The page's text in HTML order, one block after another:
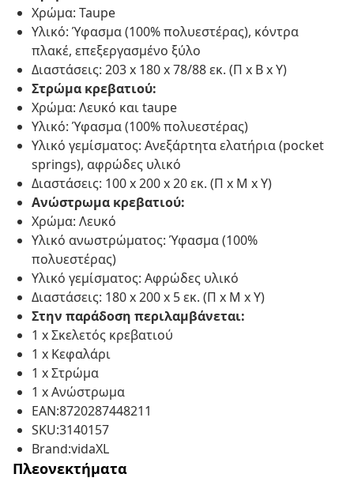
Χρώμα: Taupe
Υλικό: Ύφασμα (100% πολυεστέρας), κόντρα
πλακέ, επεξεργασμένο ξύλο
Διαστάσεις: 203 x 180 x 78/88 εκ. (Π x Β x Υ)
Στρώμα κρεβατιού:
Χρώμα: Λευκό και taupe
Υλικό: Ύφασμα (100% πολυεστέρας)
Υλικό γεμίσματος: Ανεξάρτητα ελατήρια (pocket
springs), αφρώδες υλικό
Διαστάσεις: 100 x 200 x 20 εκ. (Π x Μ x Υ)
Ανώστρωμα κρεβατιού:
Χρώμα: Λευκό
Υλικό ανωστρώματος: Ύφασμα (100%
πολυεστέρας)
Υλικό γεμίσματος: Αφρώδες υλικό
Διαστάσεις: 180 x 200 x 5 εκ. (Π x Μ x Υ)
Στην παράδοση περιλαμβάνεται:
1 x Σκελετός κρεβατιού
1 x Κεφαλάρι
1 x Στρώμα
1 x Ανώστρωμα
EAN:8720287448211
SKU:3140157
Brand:vidaXL
Πλεονεκτήματα